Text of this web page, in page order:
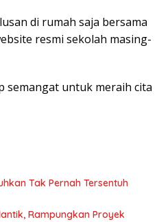
di rumah saja bersama
resmi sekolah masing-
semangat untuk meraih cita
Tak Pernah Tersentuh
Rampungkan Proyek